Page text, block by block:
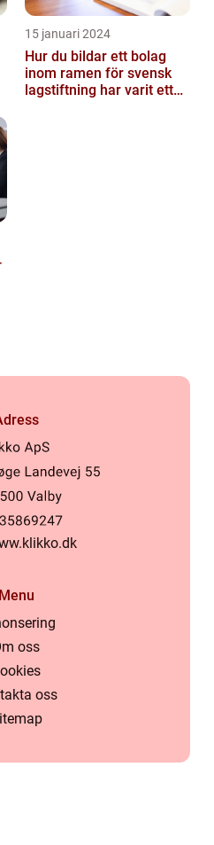
15 januari 2024
Hur du bildar ett bolag
inom ramen för svensk
lagstiftning har varit ett
Menu
oss
oss